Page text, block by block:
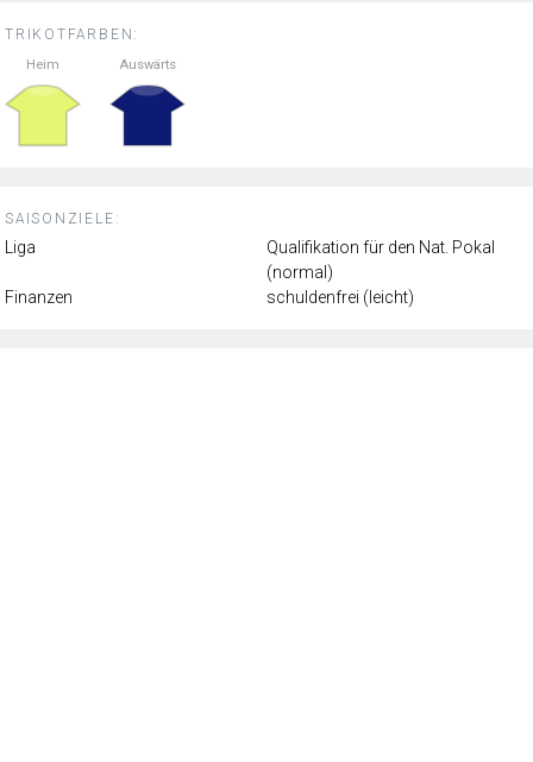
TRIKOTFARBEN:
Heim Auswärts
SAISONZIELE:
Liga
Qualifikation für den Nat. Pokal
(normal)
Finanzen
schuldenfrei (leicht)